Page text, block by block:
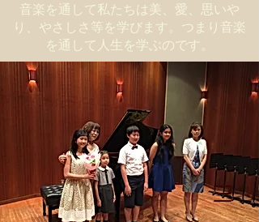
音楽を通して私たちは美、愛、思いや
り、やさしさ等を学びます。つまり音楽
を通して人生を学ぶのです。